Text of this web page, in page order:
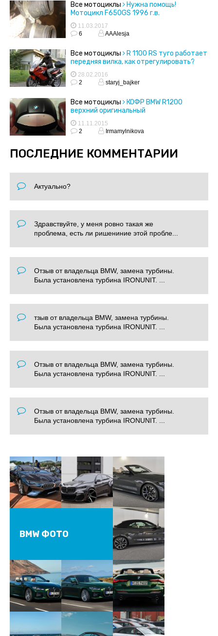
Все мотоциклы
Нужна помощь!
Мотоцикл F650GS 1996 г.в.
11.03.2017
6
AAAlesja
Все мотоциклы
R 1100 RS туго работает
передняя вилка, как отрегулировать?
28.02.2016
2
staryj_bajker
Все мотоциклы
КОФР BMW R1200
верхний оригинальный
11.11.2015
2
Irmamylnikova
ПОСЛЕДНИЕ КОММЕНТАРИИ
Актуально?
Здравствуйте, у меня ровно такая же
проблема, есть ли ришениние этой пробле...
Отзыв от владельца BMW, замена турбины.
Была установлена турбина IRONUNIT. ...
тзыв от владельца BMW, замена турбины.
Была установлена турбина IRONUNIT. ...
Отзыв от владельца BMW, замена турбины.
Была установлена турбина IRONUNIT. ...
Отзыв от владельца BMW, замена турбины.
Была установлена турбина IRONUNIT. ...
BMW ФОТО